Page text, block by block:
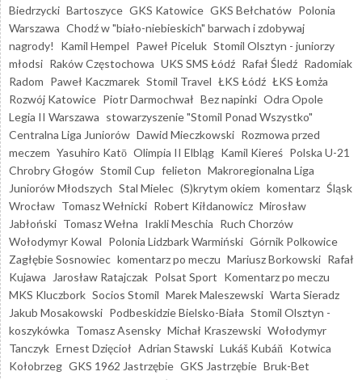
Biedrzycki Bartoszyce GKS Katowice GKS Bełchatów Polonia
Warszawa Chodź w "biało-niebieskich" barwach i zdobywaj
nagrody!
Kamil Hempel Paweł Piceluk Stomil Olsztyn - juniorzy
młodsi Raków Częstochowa UKS SMS Łódź Rafał Śledź Radomiak
Radom Paweł Kaczmarek Stomil Travel ŁKS Łódź ŁKS Łomża
Rozwój Katowice Piotr Darmochwał Bez napinki Odra Opole
Legia II Warszawa stowarzyszenie "Stomil Ponad Wszystko"
Centralna Liga Juniorów Dawid Mieczkowski Rozmowa przed
meczem Yasuhiro Katō Olimpia II Elbląg Kamil Kiereś Polska U-21
Chrobry Głogów Stomil Cup felieton Makroregionalna Liga
Juniorów Młodszych Stal Mielec (S)krytym okiem komentarz Śląsk
Wrocław Tomasz Wełnicki Robert Kiłdanowicz Mirosław
Jabłoński Tomasz Wełna Irakli Meschia Ruch Chorzów
Wołodymyr Kowal Polonia Lidzbark Warmiński Górnik Polkowice
Zagłębie Sosnowiec komentarz po meczu Mariusz Borkowski Rafał
Kujawa
Jarosław Ratajczak Polsat Sport Komentarz po meczu
MKS Kluczbork Socios Stomil Marek Maleszewski Warta Sieradz
Jakub Mosakowski Podbeskidzie Bielsko-Biała Stomil Olsztyn -
koszykówka Tomasz Asensky Michał Kraszewski Wołodymyr
Tanczyk Ernest Dzięcioł Adrian Stawski Lukáš Kubáň Kotwica
Kołobrzeg GKS 1962 Jastrzębie GKS Jastrzębie Bruk-Bet